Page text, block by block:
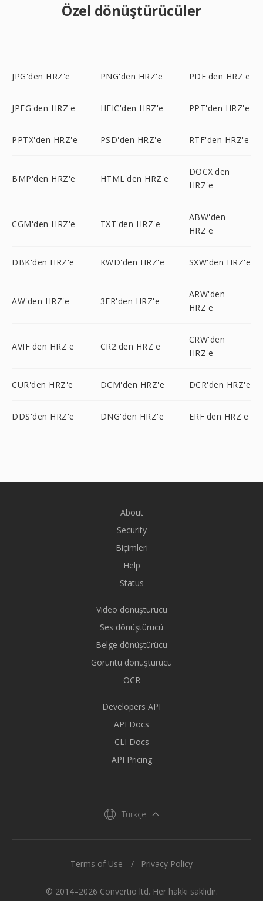
Özel dönüştürücüler
JPG'den HRZ'e PNG'den HRZ'e PDF'den HRZ'e
JPEG'den HRZ'e HEIC'den HRZ'e PPT'den HRZ'e
PPTX'den HRZ'e PSD'den HRZ'e RTF'den HRZ'e
BMP'den HRZ'e HTML'den HRZ'e
DOCX'den
HRZ'e
CGM'den HRZ'e TXT'den HRZ'e
ABW'den
HRZ'e
DBK'den HRZ'e KWD'den HRZ'e SXW'den HRZ'e
AW'den HRZ'e 3FR'den HRZ'e
ARW'den
HRZ'e
AVIF'den HRZ'e CR2'den HRZ'e
CRW'den
HRZ'e
CUR'den HRZ'e DCM'den HRZ'e DCR'den HRZ'e
DDS'den HRZ'e DNG'den HRZ'e ERF'den HRZ'e
About
Security
Biçimleri
Help
Status
Video dönüştürücü
Ses dönüştürücü
Belge dönüştürücü
Görüntü dönüştürücü
OCR
Developers API
API Docs
CLI Docs
API Pricing
Türkçe
© 2014–2026 Convertio ltd. Her hakkı saklıdır.
Terms of Use Privacy Policy